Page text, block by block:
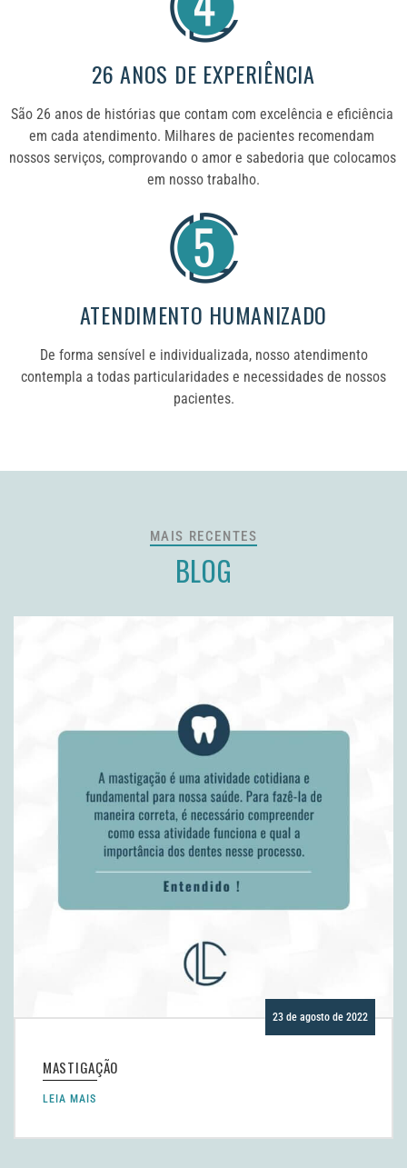
26 ANOS DE EXPERIÊNCIA
São 26 anos de histórias que contam com excelência e eficiência
em cada atendimento. Milhares de pacientes recomendam
nossos serviços, comprovando o amor e sabedoria que colocamos
em nosso trabalho.
ATENDIMENTO HUMANIZADO
De forma sensível e individualizada, nosso atendimento
contempla a todas particularidades e necessidades de nossos
pacientes.
MAIS RECENTES
BLOG